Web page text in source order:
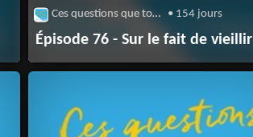
Ces questions que tout le monde se pose • 154 jours
Épisode 76 - Sur le fait de vieillir